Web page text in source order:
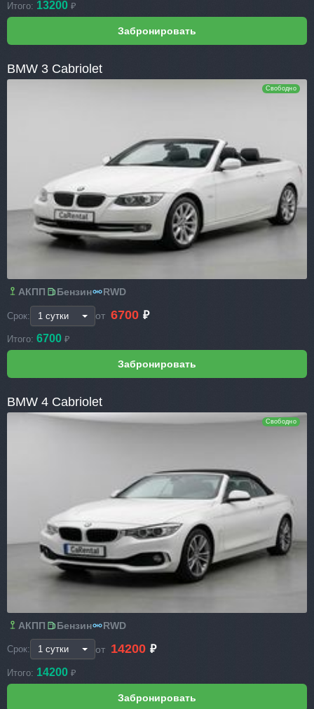
Итого: 13200 ₽
BMW 3 Cabriolet
Свободно
АКПП Бензин RWD
Срок: от 6700 ₽
Итого: 6700 ₽
BMW 4 Cabriolet
Свободно
АКПП Бензин RWD
Срок: от 14200 ₽
Итого: 14200 ₽